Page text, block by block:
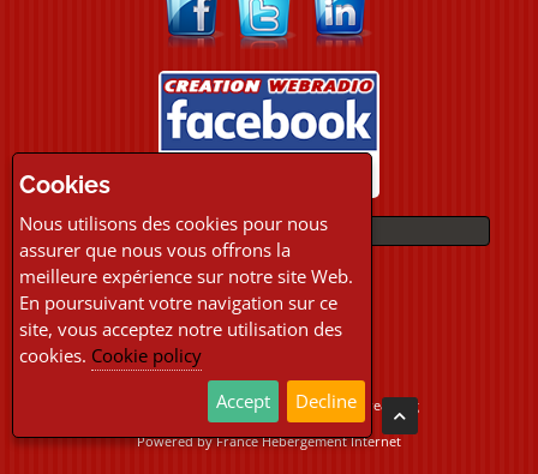
PAYMENTS
Copyright © 2026 Location Webradio Streaming
All Rights Reserved
Powered byFrance Hebergement Internet
Cookies
Nous utilisons des cookies pour nous
assurer que nous vous offrons la
meilleure expérience sur notre site Web.
En poursuivant votre navigation sur ce
site, vous acceptez notre utilisation des
cookies. Cookie policy
Accept
Decline